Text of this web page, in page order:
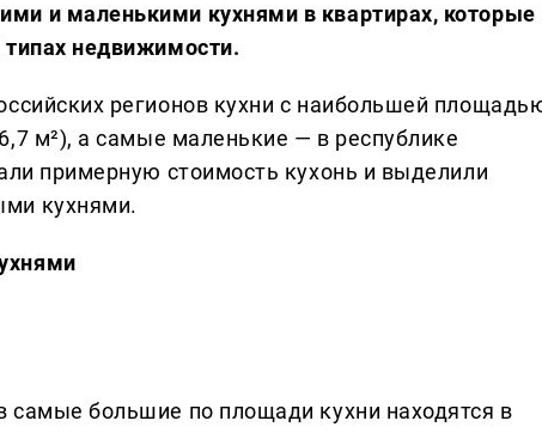
и маленькими кухнями в квартирах, которые
типах недвижимости.
регионов кухни с наибольшей
м²), а самые маленькие — в республике
примерную стоимость кухонь и выделили
кухнями.
самые большие по площади кухни находятся в